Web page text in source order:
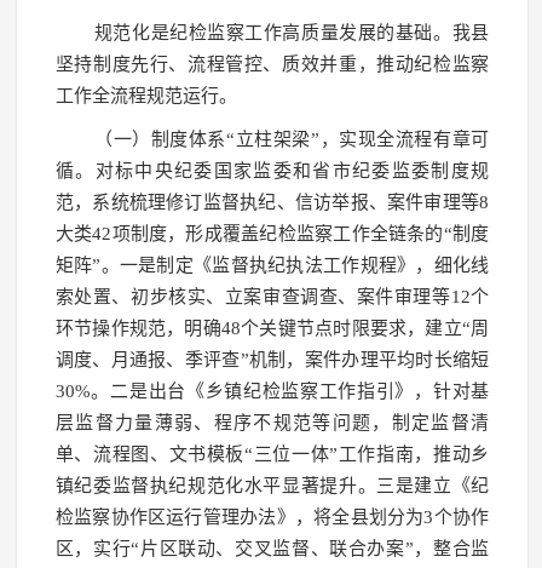
规范化是纪检监察工作高质量发展的基础。我县
坚持制度先行、流程管控、质效并重，推动纪检监察
工作全流程规范运行。
（一）制度体系“立柱架梁”，实现全流程有章可
循。对标中央纪委国家监委和省市纪委监委制度规
范，系统梳理修订监督执纪、信访举报、案件审理等8
大类42项制度，形成覆盖纪检监察工作全链条的“制度
矩阵”。一是制定《监督执纪执法工作规程》，细化线
索处置、初步核实、立案审查调查、案件审理等12个
环节操作规范，明确48个关键节点时限要求，建立“周
调度、月通报、季评查”机制，案件办理平均时长缩短
30%。二是出台《乡镇纪检监察工作指引》，针对基
层监督力量薄弱、程序不规范等问题，制定监督清
单、流程图、文书模板“三位一体”工作指南，推动乡
镇纪委监督执纪规范化水平显著提升。三是建立《纪
检监察协作区运行管理办法》，将全县划分为3个协作
区，实行“片区联动、交叉监督、联合办案”，整合监